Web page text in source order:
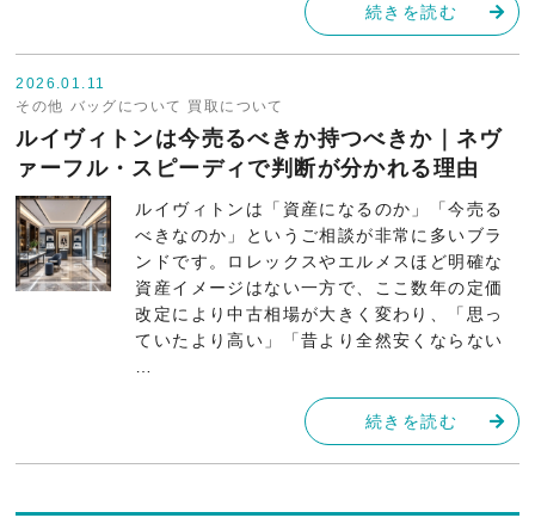
続きを読む
2026.01.11
その他 バッグについて 買取について
ルイヴィトンは今売るべきか持つべきか｜ネヴ
ァーフル・スピーディで判断が分かれる理由
ルイヴィトンは「資産になるのか」「今売る
べきなのか」というご相談が非常に多いブラ
ンドです。ロレックスやエルメスほど明確な
資産イメージはない一方で、ここ数年の定価
改定により中古相場が大きく変わり、「思っ
ていたより高い」「昔より全然安くならない
続きを読む